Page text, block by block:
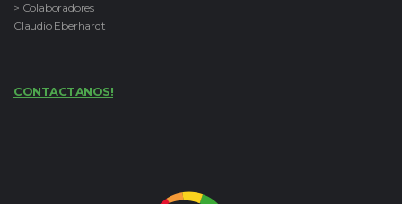
> Colaboradores
Claudio Eberhardt
CONTACTANOS!